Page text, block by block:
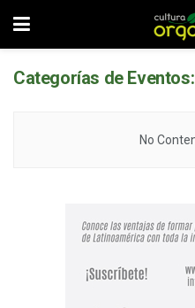
Categorías de Eventos:
No